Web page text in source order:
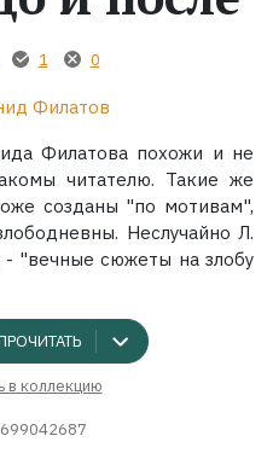
1 0
Филатов
Филатова похожи и не
читателю. Такие же
созданы "по мотивам",
Неслучайно Л.
"вечные сюжеты на злобу
в коллекцию